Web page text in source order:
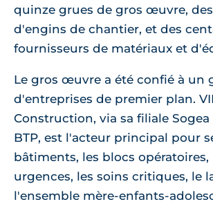
quinze grues de gros œuvre,
d'engins de chantier, et des
fournisseurs de matériaux et
Le gros œuvre a été confié à un
d'entreprises de premier plan.
Construction, via sa filiale
BTP, est l'acteur principal pour
bâtiments, les blocs opératoires,
urgences, les soins critiques, le
l'ensemble mère-enfants-